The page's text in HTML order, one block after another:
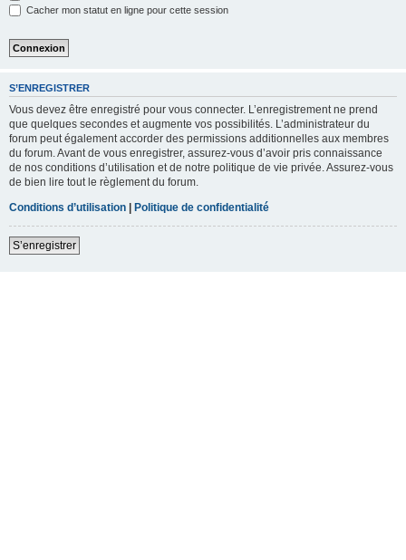
Cacher mon statut en ligne pour cette session
S’ENREGISTRER
Vous devez être enregistré pour vous connecter. L’enregistrement ne prend
que quelques secondes et augmente vos possibilités. L’administrateur du
forum peut également accorder des permissions additionnelles aux membres
du forum. Avant de vous enregistrer, assurez-vous d’avoir pris connaissance
de nos conditions d’utilisation et de notre politique de vie privée. Assurez-vous
de bien lire tout le règlement du forum.
Conditions d’utilisation | Politique de confidentialité
S’enregistrer